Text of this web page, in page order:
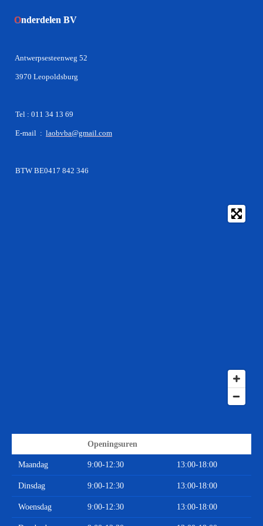
Onderdelen BV
Antwerpsesteenweg 52
3970 Leopoldsburg
Tel : 011 34 13 69
E-mail : laobvba@gmail.com
BTW BE0417 842 346
Openingsuren
Maandag 9:00-12:30 13:00-18:00
Dinsdag 9:00-12:30 13:00-18:00
Woensdag 9:00-12:30 13:00-18:00